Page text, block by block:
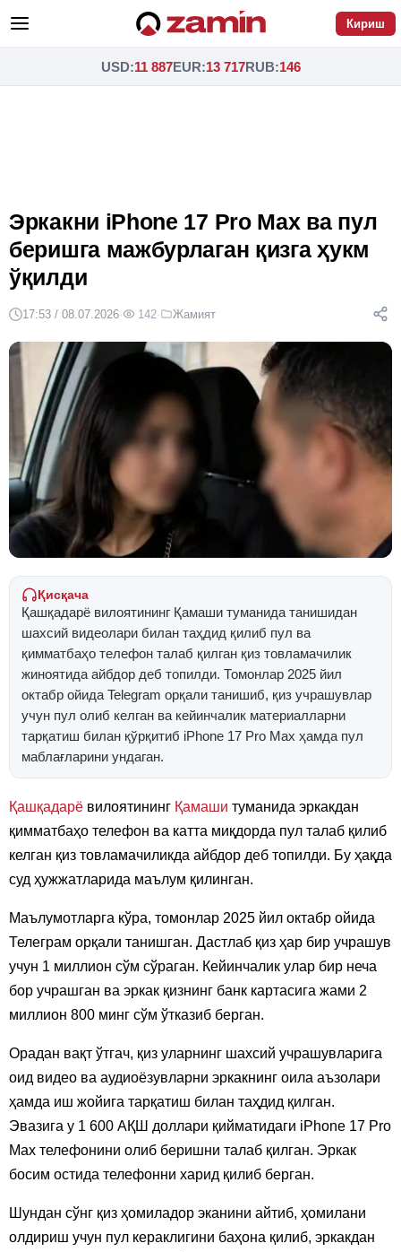
Кириш
USD:11 887EUR:13 717RUB:146
Эркакни iPhone 17 Pro Max ва пул
беришга мажбурлаган қизга ҳукм
ўқилди
17:53 / 08.07.2026· 142· Жамият
Қисқача
Қашқадарё вилоятининг Қамаши туманида танишидан
шахсий видеолари билан таҳдид қилиб пул ва
қимматбаҳо телефон талаб қилган қиз товламачилик
жиноятида айбдор деб топилди. Томонлар 2025 йил
октабр ойида Telegram орқали танишиб, қиз учрашувлар
учун пул олиб келган ва кейинчалик материалларни
тарқатиш билан қўрқитиб iPhone 17 Pro Max ҳамда пул
маблағларини ундаган.
Қашқадарё вилоятининг Қамаши туманида эркакдан
қимматбаҳо телефон ва катта миқдорда пул талаб қилиб
келган қиз товламачиликда айбдор деб топилди. Бу ҳақда
суд ҳужжатларида маълум қилинган.
Маълумотларга кўра, томонлар 2025 йил октабр ойида
Телеграм орқали танишган. Дастлаб қиз ҳар бир учрашув
учун 1 миллион сўм сўраган. Кейинчалик улар бир неча
бор учрашган ва эркак қизнинг банк картасига жами 2
миллион 800 минг сўм ўтказиб берган.
Орадан вақт ўтгач, қиз уларнинг шахсий учрашувларига
оид видео ва аудиоёзувларни эркакнинг оила аъзолари
ҳамда иш жойига тарқатиш билан таҳдид қилган.
Эвазига у 1 600 АҚШ доллари қийматидаги iPhone 17 Pro
Max телефонини олиб беришни талаб қилган. Эркак
босим остида телефонни харид қилиб берган.
Шундан сўнг қиз ҳомиладор эканини айтиб, ҳомилани
олдириш учун пул кераклигини баҳона қилиб, эркакдан